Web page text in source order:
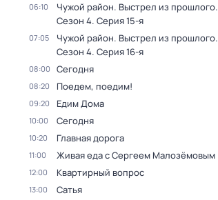
06:10 Чужой район. Выстрел из прошлого.
Сезон 4. Серия 15-я
07:05 Чужой район. Выстрел из прошлого.
Сезон 4. Серия 16-я
08:00 Сегодня
08:20 Поедем, поедим!
09:20 Едим Дома
10:00 Сегодня
10:20 Главная дорога
11:00 Живая еда с Сергеем Малозёмовым
12:00 Квартирный вопрос
13:00 Сатья